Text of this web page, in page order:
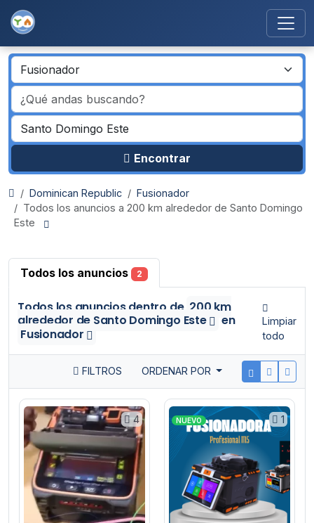
Encontrar
Dominican Republic
Fusionador
Todos los anuncios a 200 km alrededor de Santo Domingo
Este
Todos los anuncios 2
Todos los anunciosdentro de 200 km
alrededor de Santo Domingo Este
en
Fusionador
Limpiar
todo
FILTROS ORDENAR POR
4 1
NUEVO